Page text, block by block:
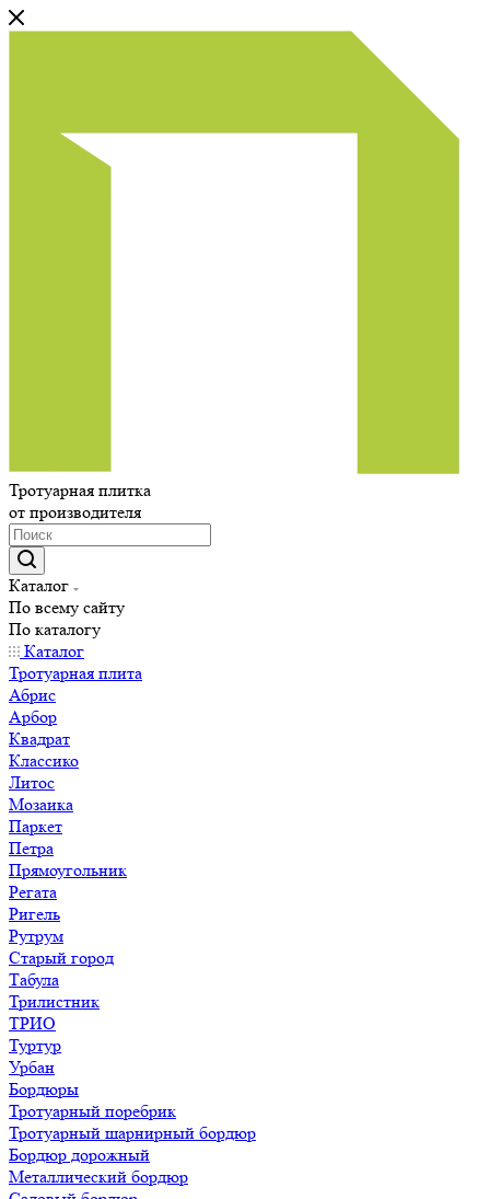
Тротуарная плитка
от производителя
Каталог
По всему сайту
По каталогу
Каталог
Тротуарная плита
Абрис
Арбор
Квадрат
Классико
Литос
Мозаика
Паркет
Петра
Прямоугольник
Регата
Ригель
Рутрум
Старый город
Табула
Трилистник
ТРИО
Туртур
Урбан
Бордюры
Тротуарный поребрик
Тротуарный шарнирный бордюр
Бордюр дорожный
Металлический бордюр